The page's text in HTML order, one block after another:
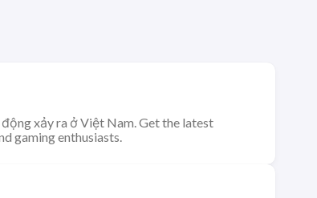
xảy ra ở Việt Nam. Get the latest
gaming enthusiasts.